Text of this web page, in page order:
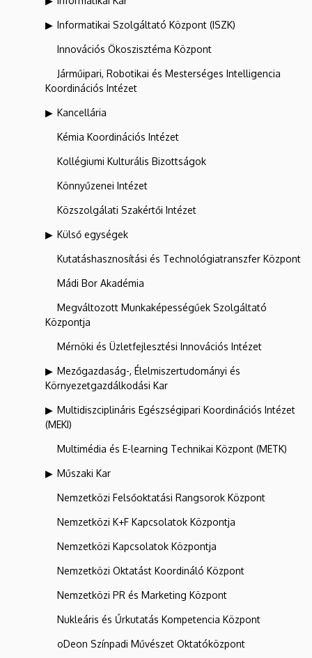
Informatikai Szolgáltató Központ (ISZK)
Innovációs Ökoszisztéma Központ
Járműipari, Robotikai és Mesterséges Intelligencia
Koordinációs Intézet
Kancellária
Kémia Koordinációs Intézet
Kollégiumi Kulturális Bizottságok
Könnyűzenei Intézet
Közszolgálati Szakértői Intézet
Külső egységek
Kutatáshasznosítási és Technológiatranszfer Központ
Mádi Bor Akadémia
Megváltozott Munkaképességűek Szolgáltató
Központja
Mérnöki és Üzletfejlesztési Innovációs Intézet
Mezőgazdaság-, Élelmiszertudományi és
Környezetgazdálkodási Kar
Multidiszciplináris Egészségipari Koordinációs Intézet
(MEKI)
Multimédia és E-learning Technikai Központ (METK)
Műszaki Kar
Nemzetközi Felsőoktatási Rangsorok Központ
Nemzetközi K+F Kapcsolatok Központja
Nemzetközi Kapcsolatok Központja
Nemzetközi Oktatást Koordináló Központ
Nemzetközi PR és Marketing Központ
Nukleáris és Űrkutatás Kompetencia Központ
oDeon Színpadi Művészet Oktatóközpont